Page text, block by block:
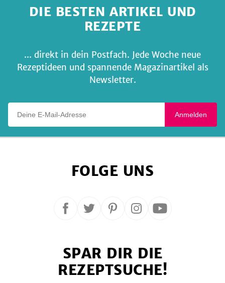
DIE BESTEN ARTIKEL UND
REZEPTE
... direkt in dein Postfach. Jede Woche neue
Rezeptideen und spannende Magazinartikel als
Newsletter.
Anmelden
FOLGE UNS
Folge
Facebook
Folge
Twitter
Folge
Pinterest
Folge
Instagram
Folge
YouTube
SPAR DIR DIE
REZEPTSUCHE!